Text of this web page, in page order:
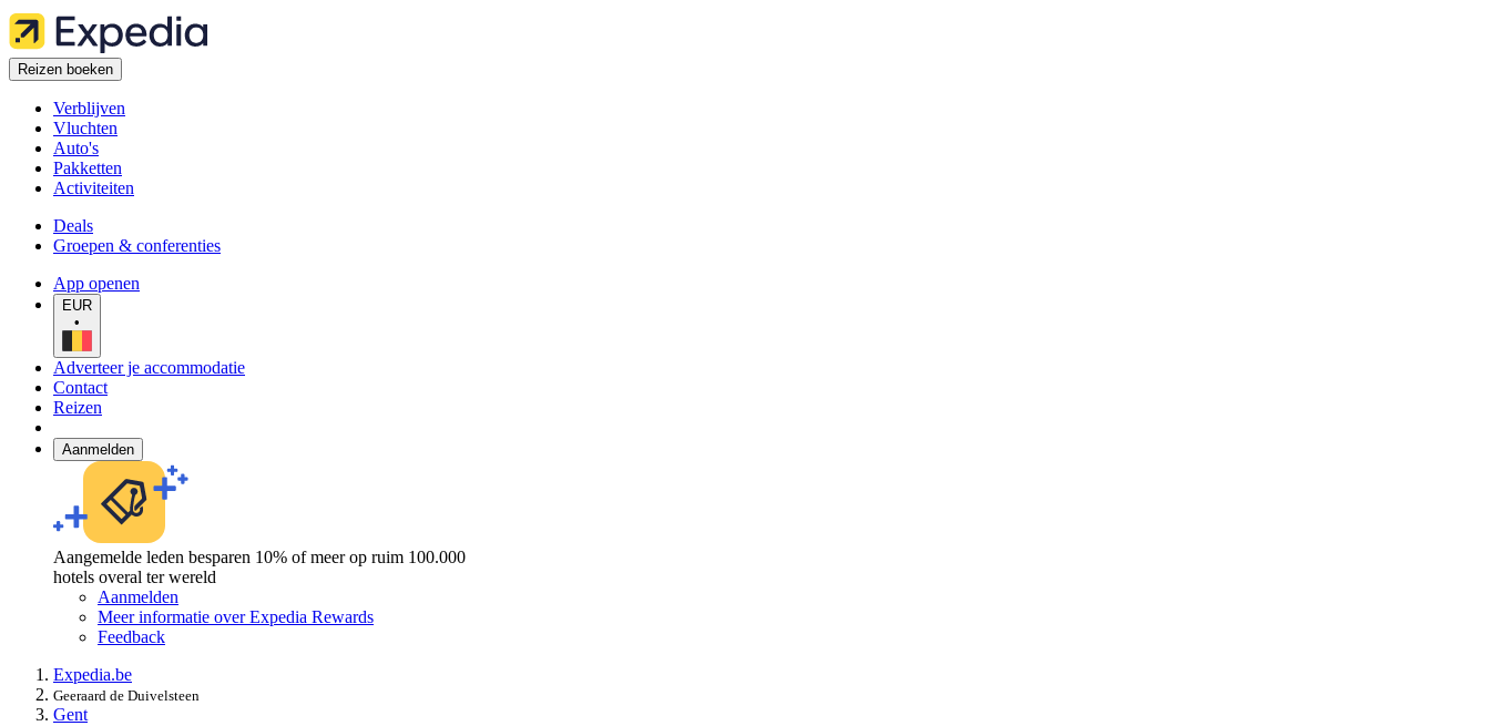
Reizen boeken
Verblijven
Vluchten
Auto's
Pakketten
Activiteiten
Deals
Groepen & conferenties
App openen
EUR
•
Adverteer je accommodatie
Contact
Reizen
Aanmelden
Aangemelde leden besparen 10% of meer op ruim 100.000
hotels overal ter wereld
Aanmelden
Meer informatie over Expedia Rewards
Feedback
Expedia.be
Geeraard de Duivelsteen
Gent